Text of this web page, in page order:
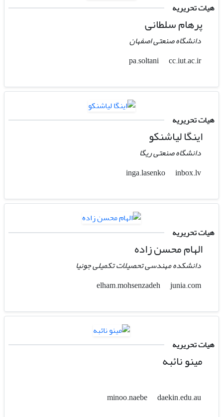
هیات تحریریه
پرهام سلطانی
دانشگاه صنعتی اصفهان
pa.soltani
cc.iut.ac.ir
هیات تحریریه
اینگا لیاشنکو
دانشگاه صنعتی ریگا
inbox.lv
هیات تحریریه
الهام محسن زاده
دانشکده مهندسی تحصیلات تکمیلی جونیا
junia.com
هیات تحریریه
مینو نائبه
daekin.edu.au